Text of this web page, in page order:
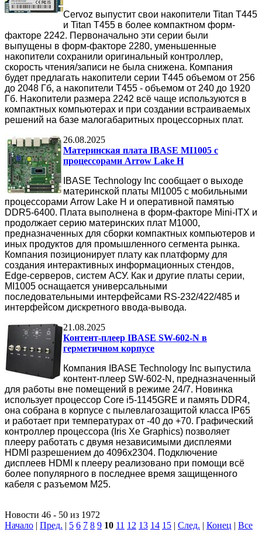
Cervoz выпустит свои накопители Titan T445
и Titan T455 в более компактном форм-
факторе 2242. Первоначально эти серии были
выпущены в форм-факторе 2280, уменьшенные
накопители сохранили оригинальный контроллер,
скорость чтения/записи не была снижена. Компания
будет предлагать накопители серии T445 объемом от 256
до 2048 Гб, а накопители T455 - объемом от 240 до 1920
Гб. Накопители размера 2242 всё чаще используются в
компактных компьютерах и при создании встраиваемых
решений на базе малогабаритных процессорных плат.
26.08.2025
Материнская плата IBASE MI1005 с
процессорами Arrow Lake H
IBASE Technology Inc сообщает о выходе
материнской платы MI1005 с мобильными
процессорами Arrow Lake H и оперативной памятью
DDR5-6400. Плата выполнена в форм-факторе Mini-ITX и
продолжает серию материнских плат M1000,
предназначенных для сборки компактных компьютеров и
иных продуктов для промышленного сегмента рынка.
Компания позиционирует плату как платформу для
создания интерактивных информационных стендов,
Edge-серверов, систем АСУ. Как и другие платы серии,
MI1005 оснащается универсальными
последовательными интерфейсами RS-232/422/485 и
интерфейсом дискретного ввода-вывода.
21.08.2025
Контент-плеер IBASE SW-602-N в
герметичном корпусе
Компания IBASE Technology Inc выпустила
контент-плеер SW-602-N, предназначенный
для работы вне помещений в режиме 24/7. Новинка
использует процессор Core i5-1145GRE и память DDR4,
она собрана в корпусе с пылевлагозащитой класса IP65
и работает при температурах от -40 до +70. Графический
контроллер процессора (Iris Xe Graphics) позволяет
плееру работать с двумя независимыми дисплеями
HDMI разрешением до 4096x2304. Подключение
дисплеев HDMI к плееру реализовано при помощи всё
более популярного в последнее время защищенного
кабеля с разъемом M25.
Новости 46 - 50 из 1972
Начало | Пред. | 5 6 7 8 9 10 11 12 13 14 15 | След. | Конец | Все